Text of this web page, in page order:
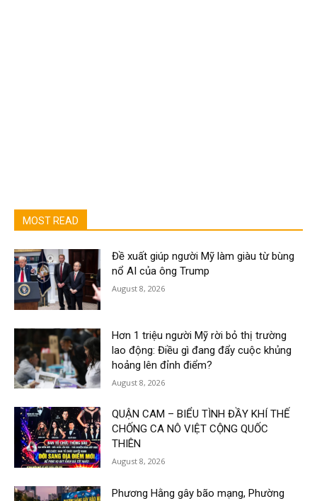
MOST READ
Đề xuất giúp người Mỹ làm giàu từ bùng
nổ AI của ông Trump
August 8, 2026
Hơn 1 triệu người Mỹ rời bỏ thị trường
lao động: Điều gì đang đẩy cuộc khủng
hoảng lên đỉnh điểm?
August 8, 2026
QUẬN CAM – BIỂU TÌNH ĐẦY KHÍ THẾ
CHỐNG CA NÔ VIỆT CỘNG QUỐC
THIÊN
August 8, 2026
Phương Hằng gây bão mạng, Phường